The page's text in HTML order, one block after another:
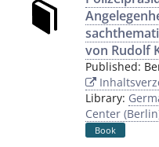
von Rudolf
Published:
Library:
Center
Book